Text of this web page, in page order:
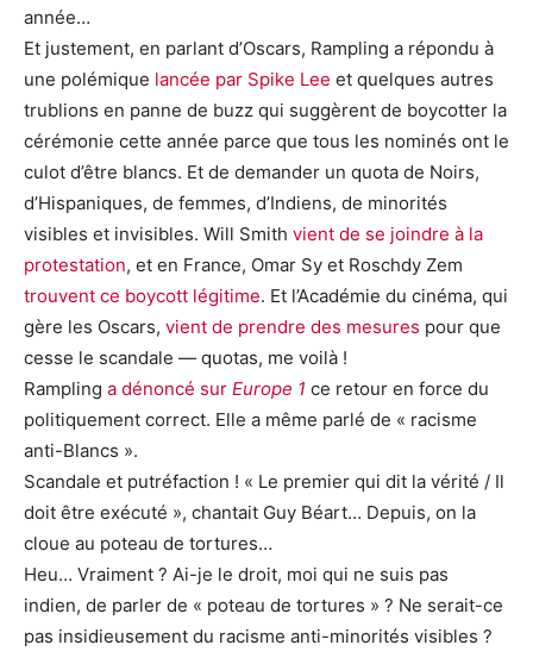
année…
Et justement, en parlant d’Oscars, Rampling a répondu à
une polémique lancée par Spike Lee et quelques autres
trublions en panne de buzz qui suggèrent de boycotter la
cérémonie cette année parce que tous les nominés ont le
culot d’être blancs. Et de demander un quota de Noirs,
d’Hispaniques, de femmes, d’Indiens, de minorités
visibles et invisibles. Will Smith vient de se joindre à la
protestation, et en France, Omar Sy et Roschdy Zem
trouvent ce boycott légitime. Et l’Académie du cinéma, qui
gère les Oscars, vient de prendre des mesures pour que
cesse le scandale — quotas, me voilà !
Rampling a dénoncé sur Europe 1 ce retour en force du
politiquement correct. Elle a même parlé de « racisme
anti-Blancs ».
Scandale et putréfaction ! « Le premier qui dit la vérité / Il
doit être exécuté », chantait Guy Béart… Depuis, on la
cloue au poteau de tortures…
Heu… Vraiment ? Ai-je le droit, moi qui ne suis pas
indien, de parler de « poteau de tortures » ? Ne serait-ce
pas insidieusement du racisme anti-minorités visibles ?